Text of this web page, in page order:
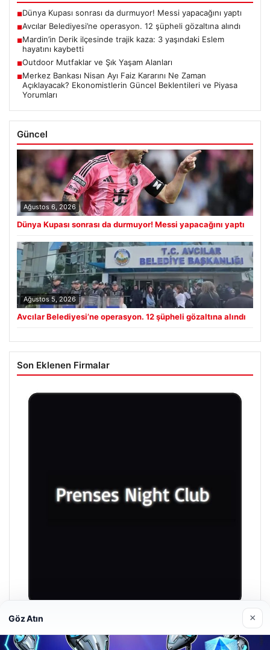
■Dünya Kupası sonrası da durmuyor! Messi yapacağını yaptı
■Avcılar Belediyesi’ne operasyon. 12 şüpheli gözaltına alındı
■Mardin’in Derik ilçesinde trajik kaza: 3 yaşındaki Eslem
hayatını kaybetti
■Outdoor Mutfaklar ve Şık Yaşam Alanları
■Merkez Bankası Nisan Ayı Faiz Kararını Ne Zaman
Açıklayacak? Ekonomistlerin Güncel Beklentileri ve Piyasa
Yorumları
Güncel
Ağustos 6, 2026
Dünya Kupası sonrası da durmuyor! Messi yapacağını yaptı
Ağustos 5, 2026
Avcılar Belediyesi’ne operasyon. 12 şüpheli gözaltına alındı
Son Eklenen Firmalar
Nisan 29, 2026
Göz Atın ×